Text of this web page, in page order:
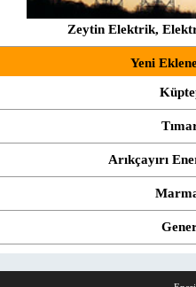
Zeytin Elektrik,
Yeni
Arıkçayırı